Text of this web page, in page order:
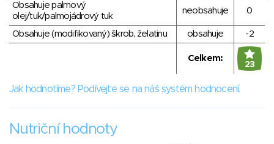
Obsahuje palmový
olej/tuk/palmojádrový tuk
neobsahuje 0
Obsahuje (modifikovaný) škrob, želatinu obsahuje -2
Celkem:
23
Jak hodnotíme? Podívejte se na náš systém hodnocení.
Nutriční hodnoty